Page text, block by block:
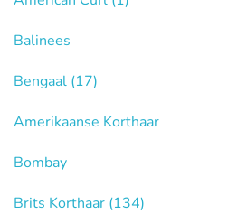
Balinees
Bengaal (17)
Amerikaanse Korthaar
Bombay
Brits Korthaar (134)